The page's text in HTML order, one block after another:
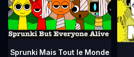
Sprunki Mais Tout le Monde